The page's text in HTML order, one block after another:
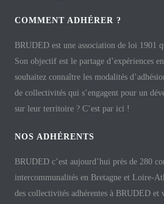
COMMENT ADHÉRER ?
BRUDED est une association de loi 1901
Son objectif est le partage d’expériences
souhaitez connaître les modalités
de collectivités qui s’engagent pour un
sur leur territoire ? C’est par ici !
NOS ADHÉRENTS
BRUDED c’est aujourd’hui près de 280
intercommunalités en Bretagne et Loire-
des collectivités adhérentes à BRUDED et